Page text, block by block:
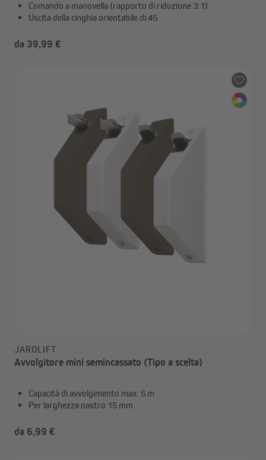
Comando a manovella (rapporto di riduzione 3:1)
Uscita della cinghia orientabile di 45
da 39,99 €
JAROLIFT
Avvolgitore mini semincassato (Tipo a scelta)
Capacità di avvolgimento max. 5 m
Per larghezza nastro 15 mm
da 6,99 €